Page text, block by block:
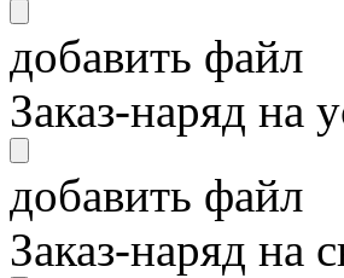
добавить файл
Заказ-наряд на
добавить файл
Заказ-наряд на